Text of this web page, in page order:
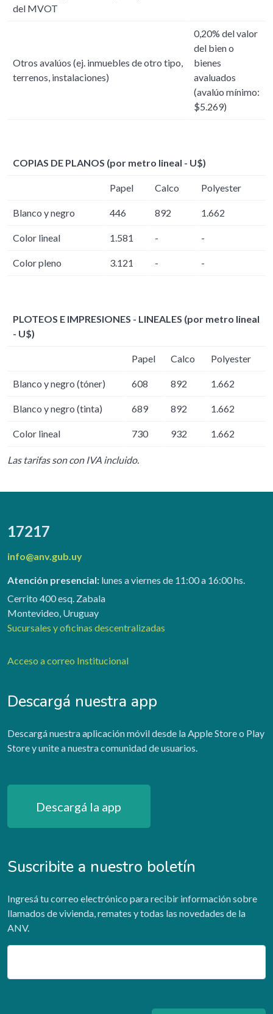
del MVOT
Otros avalúos (ej. inmuebles de otro tipo,
terrenos, instalaciones)
0,20% del valor
del bien o
bienes
avaluados
(avalúo mínimo:
$5.269)
COPIAS DE PLANOS (por metro lineal - U$)
Papel Calco Polyester
Blanco y negro 446 892 1.662
Color lineal 1.581 - -
Color pleno 3.121 - -
PLOTEOS E IMPRESIONES - LINEALES (por metro lineal
- U$)
Papel Calco Polyester
Blanco y negro (tóner) 608 892 1.662
Blanco y negro (tinta) 689 892 1.662
Color lineal 730 932 1.662
Las tarifas son con IVA incluido.
17217
info@anv.gub.uy
Atención presencial: lunes a viernes de 11:00 a 16:00 hs.
Cerrito 400 esq. Zabala
Montevideo, Uruguay
Sucursales y oficinas descentralizadas
Acceso a correo Institucional
Descargá nuestra app
Descargá nuestra aplicación móvil desde la Apple Store o Play
Store y unite a nuestra comunidad de usuarios.
Descargá la app
Suscribite a nuestro boletín
Ingresá tu correo electrónico para recibir información sobre
llamados de vivienda, remates y todas las novedades de la
ANV.
Email